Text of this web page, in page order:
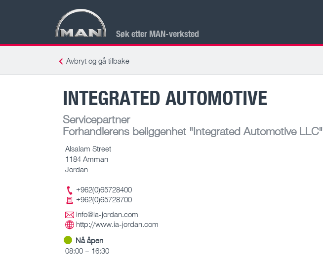
Søk etter MAN-verksted
Avbryt og gå tilbake
INTEGRATED AUTOMOTIVE
Servicepartner
Forhandlerens beliggenhet "Integrated Automotive LLC"
Alsalam Street
1184 Amman
Jordan
+962(0)65728400
+962(0)65728700
info@ia-jordan.com
http://www.ia-jordan.com
Nå åpen
08:00 – 16:30